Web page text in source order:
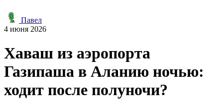
Павел
4 июня 2026
Хаваш из аэропорта
Газипаша в Аланию ночью:
ходит после полуночи?